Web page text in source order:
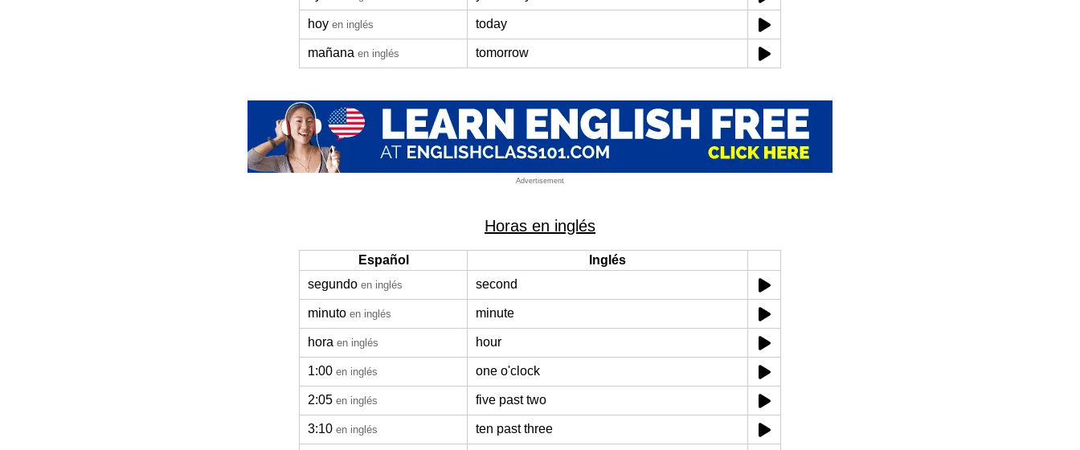
hoy en inglés today
mañana en inglés tomorrow
Advertisement
Horas en inglés
Español
Inglés
segundo en inglés second
minuto en inglés minute
hora en inglés hour
1:00 en inglés one o'clock
2:05 en inglés five past two
3:10 en inglés ten past three